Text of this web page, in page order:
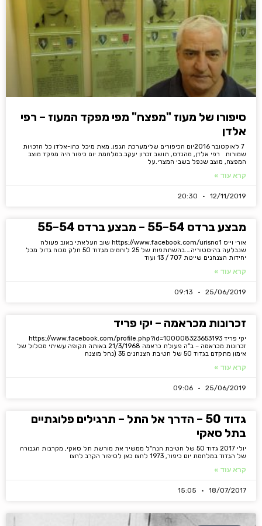
סיפורו של מעוז "מפצח" מפי מפקד המעוז – רפי
אלדן
7 לאוקטובר 2016יום הכיפורים שלימערכת הגפן, מאת מיכל כהן-אלדן כל הזכויות
שמורות רפי אלדן, מהנדס, תושב זכרון יעקב.במלחמת יום כיפור היה מפקד מוצב
המפצח, מוצב שנפל בשבי המצרי.על
קרא עוד »
12/11/2019
מבצע ברדס 54–55 – מבצע ברדס 54–55
אורי וייס https://www.facebook.com/urisno1 שוב העלאתי באוב פעולה
שנבלעה בהיסטוריה….בהשתתפות של 25 לוחמים מגדוד 50 חלק מכוח גדול מכל
יחידות הצנחנים שייטת 707 / 13 ועוד
קרא עוד »
25/06/2019
זכרונות מכראמה – יקי פריד
יקי פריד https://www.facebook.com/profile.php?id=100008323653193
זכרונות מכראמה – ב"ה פעולת כראמה 21/3/1968 באותה תקופה עשיתי מסלול של
אימון מתקדם בגדוד 50 של חטיבת הצנחנים 35 (נחל מוצנח
קרא עוד »
25/06/2019
גדוד 50 – הדרך אל התל – תרגילים פלוגתיים
בתל סאקי
יולי 2017 גדוד 50 של חטיבת הנח"ל ממשיך את מורשת תל סאקי, מקרבות הגבורה
של הגדוד במלחמת יום כיפור, 1973 לחצו כאן לסיפור הקרב לחצו
קרא עוד »
18/07/2017